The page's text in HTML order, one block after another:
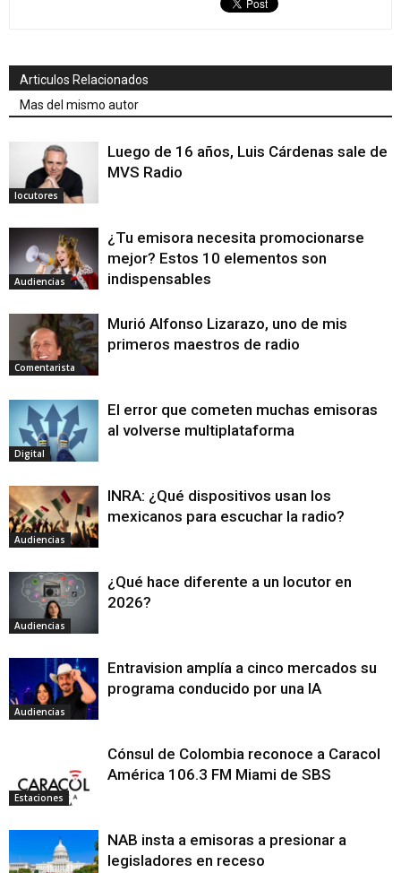
Articulos Relacionados
Mas del mismo autor
locutores
Luego de 16 años, Luis Cárdenas sale de
MVS Radio
Audiencias
¿Tu emisora necesita promocionarse
mejor? Estos 10 elementos son
indispensables
Comentarista
Murió Alfonso Lizarazo, uno de mis
primeros maestros de radio
Digital
El error que cometen muchas emisoras
al volverse multiplataforma
Audiencias
INRA: ¿Qué dispositivos usan los
mexicanos para escuchar la radio?
Audiencias
¿Qué hace diferente a un locutor en
2026?
Audiencias
Entravision amplía a cinco mercados su
programa conducido por una IA
Estaciones
Cónsul de Colombia reconoce a Caracol
América 106.3 FM Miami de SBS
NAB insta a emisoras a presionar a
legisladores en receso